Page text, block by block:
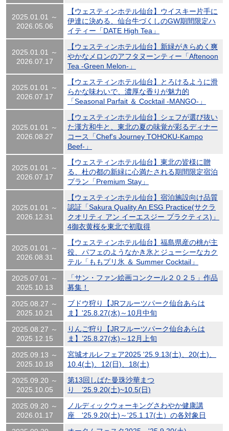
2025.01.01 ～
2026.05.06
【ウェスティンホテル仙台】ウイスキー片手に
伊達に決める、仙台牛づくしのGW期間限定ハ
イティー「DATE High Tea」
2025.01.01 ～
2026.07.17
【ウェスティンホテル仙台】新緑がきらめく爽
やかなメロンのアフタヌーンティー「Aftenoon
Tea -Green Melon-」
2025.01.01 ～
2026.07.17
【ウェスティンホテル仙台】とろけるように滑
らかな味わいで、濃厚な香りが魅力的
「Seasonal Parfait ＆ Cocktail -MANGO-」
2025.01.01 ～
2026.08.27
【ウェスティンホテル仙台】シェフが選び抜い
た漢方和牛と、東北の夏の味覚が彩るディナー
コース「Chef's Journey TOHOKU-Kampo
Beef-」
2025.01.01 ～
2026.07.17
【ウェスティンホテル仙台】東北の皆様に贈
る、杜の都の新緑に心満たされる期間限定宿泊
プラン「Premium Stay」
2025.01.01 ～
2026.12.31
【ウェスティンホテル仙台】宿泊施設向け品質
認証「Sakura Quality An ESG Practice(サクラ
クオリティ アン イーエスジー プラクティス)」
4御衣黄桜を東北で初取得
2025.01.01 ～
2026.08.31
【ウェスティンホテル仙台】福島県産の桃が主
役、パフェのようなかき氷とジューシーなカク
テル「ももプリ氷 ＆ Summer Cocktail」
2025.07.01 ～
2025.10.13
「サン・ファン絵画コンクール２０２５」作品
募集！
2025.08.27 ～
2025.10.21
ブドウ狩り【JRフルーツパーク仙台あらは
ま】'25.8.27(水)～10月中旬
2025.08.27 ～
2025.12.15
りんご狩り【JRフルーツパーク仙台あらは
ま】’25.8.27(水)～12月上旬
2025.09.13 ～
2025.10.18
宮城オルレフェア2025 '25.9.13(土)、20(土)、
10.4(土)、12(日)、18(土)
2025.09.20 ～
2025.10.05
第13回しばた曼珠沙華まつ
り ’25.9.20(土)~10.5(日)
2025.09.20 ～
2026.01.17
ノルディックウォーキングさわやか健康講
座 '25.9.20(土)～'25.1.17(土）の各対象日